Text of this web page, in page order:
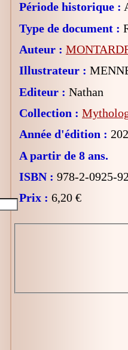
Période historique :
Type de document :
Auteur :
Illustrateur :
Editeur : Nathan
Collection :
Année d'édition :
A partir de 8 ans.
ISBN : 978-2-0925-
Prix : 6,20 €